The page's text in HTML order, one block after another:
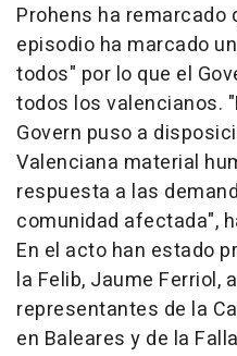
Prohens ha remarcado
episodio ha marcado
todos" por lo que el
todos los valencianos.
Govern puso a
Valenciana material
respuesta a las
comunidad afectada",
En el acto han estado
la Felib, Jaume Ferriol,
representantes de la
en Baleares y de la